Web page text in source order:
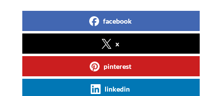
facebook
x
pinterest
linkedin